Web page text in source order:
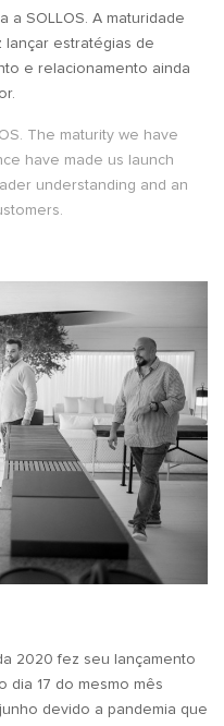
a SOLLOS. A maturidade
lançar estratégias de
e relacionamento ainda
The maturity we have
have made us launch
understanding and an
2020 fez seu lançamento
dia 17 do mesmo mês
devido a pandemia que